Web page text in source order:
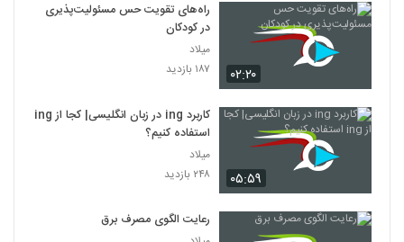
۰۲:۲۰
راه‌های تقویت حس مسئولیت‌پذیری
در کودکان
میلاد
۱۸۷ بازدید
۰۵:۵۹
کاربرد ing در زبان انگلیسی| کجا از ing
استفاده کنیم؟
میلاد
۲۴۸ بازدید
رعایت الگوی مصرف برق